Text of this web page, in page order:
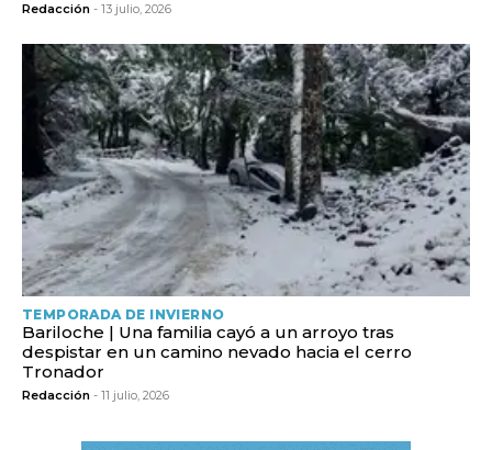
Redacción - 13 julio, 2026
TEMPORADA DE INVIERNO
Bariloche | Una familia cayó a un arroyo tras
despistar en un camino nevado hacia el cerro
Tronador
Redacción - 11 julio, 2026